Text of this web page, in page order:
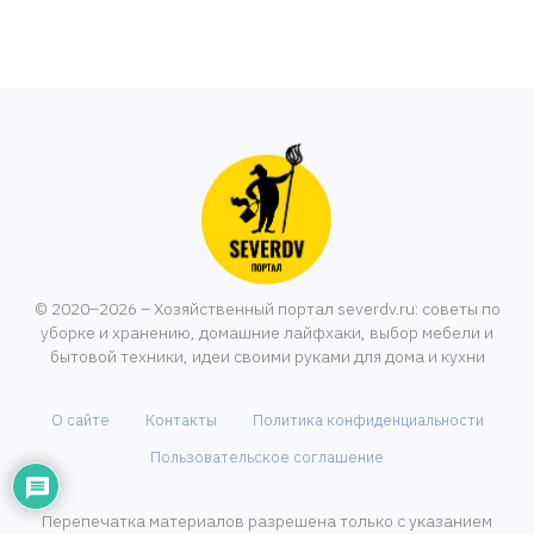
© 2020–2026 – Хозяйственный портал severdv.ru: советы по
уборке и хранению, домашние лайфхаки, выбор мебели и
бытовой техники, идеи своими руками для дома и кухни
О сайте Контакты
Политика конфиденциальности
Пользовательское соглашение
Перепечатка материалов разрешена только с указанием